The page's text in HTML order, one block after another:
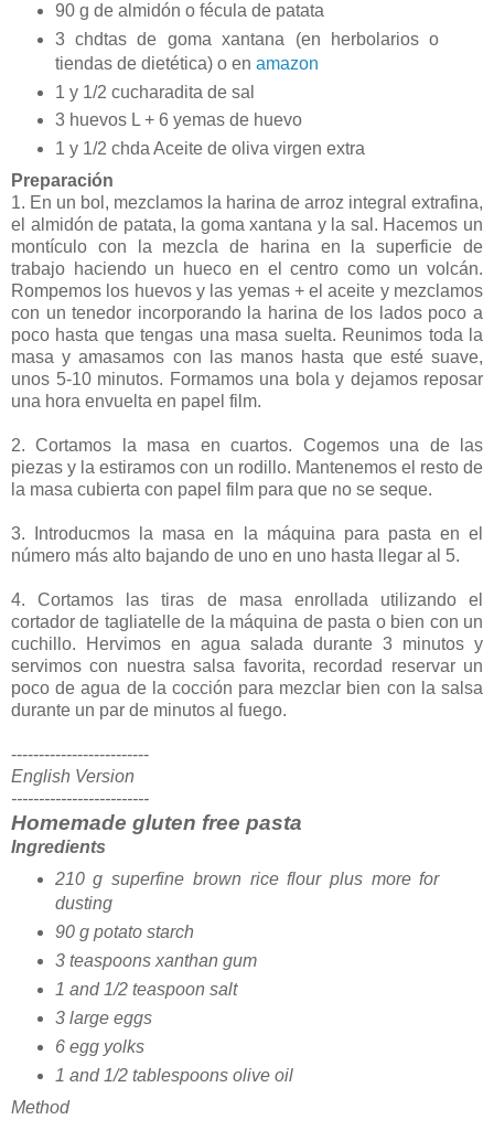
90 g de almidón o fécula de patata
3 chdtas de goma xantana (en herbolarios o
tiendas de dietética) o en amazon
1 y 1/2 cucharadita de sal
3 huevos L + 6 yemas de huevo
1 y 1/2 chda Aceite de oliva virgen extra
Preparación
1. En un bol, mezclamos la harina de arroz integral extrafina,
el almidón de patata, la goma xantana y la sal. Hacemos un
montículo con la mezcla de harina en la superficie de
trabajo haciendo un hueco en el centro como un volcán.
Rompemos los huevos y las yemas + el aceite y mezclamos
con un tenedor incorporando la harina de los lados poco a
poco hasta que tengas una masa suelta. Reunimos toda la
masa y amasamos con las manos hasta que esté suave,
unos 5-10 minutos. Formamos una bola y dejamos reposar
una hora envuelta en papel film.
2. Cortamos la masa en cuartos. Cogemos una de las
piezas y la estiramos con un rodillo. Mantenemos el resto de
la masa cubierta con papel film para que no se seque.
3. Introducmos la masa en la máquina para pasta en el
número más alto bajando de uno en uno hasta llegar al 5.
4. Cortamos las tiras de masa enrollada utilizando el
cortador de tagliatelle de la máquina de pasta o bien con un
cuchillo. Hervimos en agua salada durante 3 minutos y
servimos con nuestra salsa favorita, recordad reservar un
poco de agua de la cocción para mezclar bien con la salsa
durante un par de minutos al fuego.
-------------------------
English Version
-------------------------
Homemade gluten free pasta
Ingredients
210 g superfine brown rice flour plus more for
dusting
90 g potato starch
3 teaspoons xanthan gum
1 and 1/2 teaspoon salt
3 large eggs
6 egg yolks
1 and 1/2 tablespoons olive oil
Method